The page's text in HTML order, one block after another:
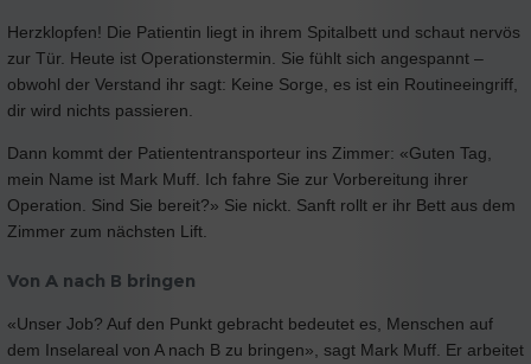
Herzklopfen! Die Patientin liegt in ihrem Spitalbett und schaut nervös
zur Tür. Heute ist Operationstermin. Sie fühlt sich angespannt –
obwohl der Verstand ihr sagt: Keine Sorge, es ist ein Routineeingriff,
dir wird nichts passieren.
Dann kommt der Patiententransporteur ins Zimmer: «Guten Tag,
mein Name ist Mark Muff. Ich fahre Sie zur Vorbereitung ihrer
Operation. Sind Sie bereit?» Sie nickt. Sanft rollt er ihr Bett aus dem
Zimmer zum nächsten Lift.
Von A nach B bringen
«Unser Job? Auf den Punkt gebracht bedeutet es, Menschen auf
dem Inselareal von A nach B zu bringen», sagt Mark Muff. Er arbeitet